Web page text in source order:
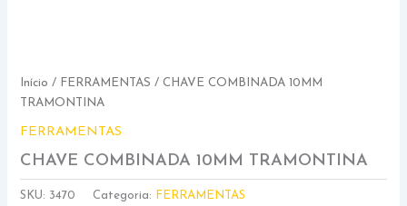
Início / FERRAMENTAS / CHAVE COMBINADA 10MM
TRAMONTINA
FERRAMENTAS
CHAVE COMBINADA 10MM TRAMONTINA
SKU: 3470 Categoria:
FERRAMENTAS